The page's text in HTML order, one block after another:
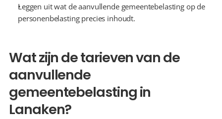
Leggen uit wat de aanvullende gemeentebelasting op de
personenbelasting precies inhoudt.
Wat zijn de tarieven van de
aanvullende
gemeentebelasting in
Lanaken?